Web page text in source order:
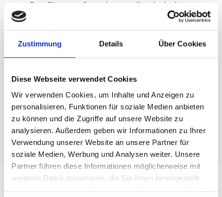
Zustimmung Details Über Cookies
Diese Webseite verwendet Cookies
Wir verwenden Cookies, um Inhalte und Anzeigen zu
personalisieren, Funktionen für soziale Medien anbieten
zu können und die Zugriffe auf unsere Website zu
analysieren. Außerdem geben wir Informationen zu Ihrer
Verwendung unserer Website an unsere Partner für
soziale Medien, Werbung und Analysen weiter. Unsere
Partner führen diese Informationen möglicherweise mit
weiteren Daten zusammen, die Sie ihnen bereitgestellt
großen Finanzaufwand, aus zolltechnischen
oder aus anderen Gegebenheiten nicht das
Eigentum an einem Container halten oder sich
einen kalkulatorischen Wettbewerbsvorteil
gegenüber anderen Frachtern
adäquate Option darstellen" wollen, zögern Sie
nicht, sich von uns ein „OWL- Angebot"
erstellen zu lassen und steigern Sie Ihre
Chancen auf die Realisierung von
Projektverladungen.